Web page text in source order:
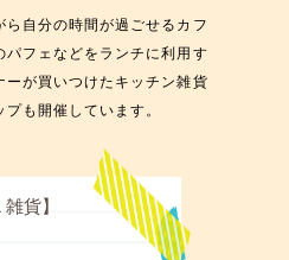
自分の時間が過ごせるカフ
フェなどをランチに利用す
が買いつけたキッチン雑貨
も開催しています。
貨】